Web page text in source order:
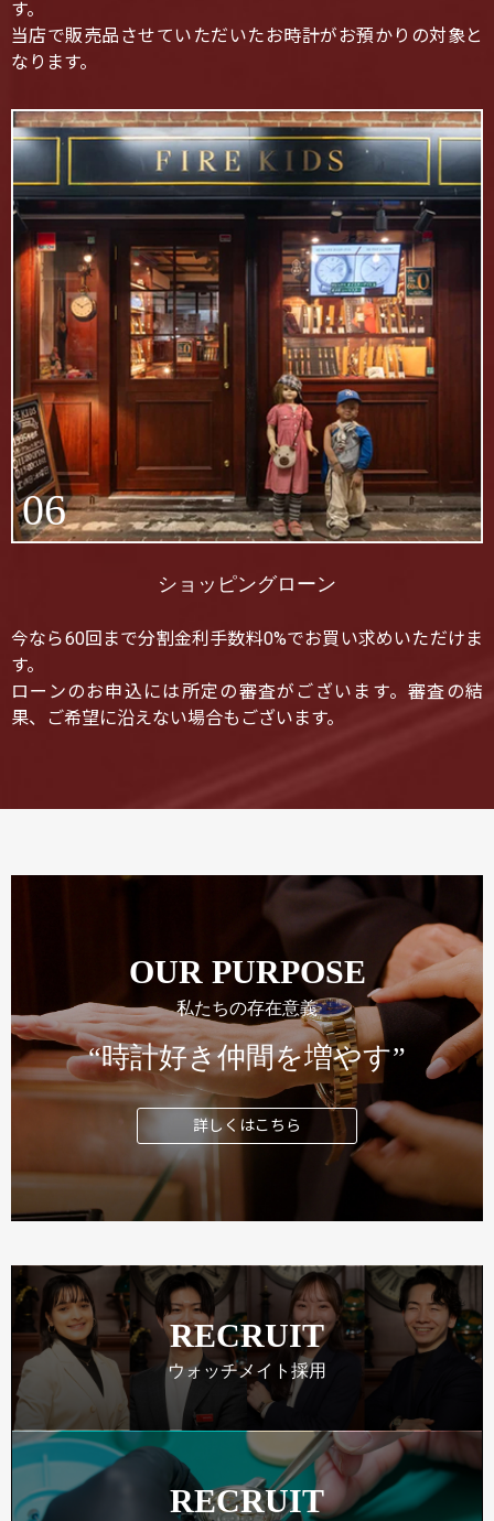
す。
当店で販売品させていただいたお時計がお預かりの対象と
なります。
06
ショッピングローン
今なら60回まで分割金利手数料0%でお買い求めいただけま
す。
ローンのお申込には所定の審査がございます。審査の結
果、ご希望に沿えない場合もございます。
OUR PURPOSE
私たちの存在意義
“時計好き仲間を増やす”
詳しくはこちら
RECRUIT
ウォッチメイト採用
RECRUIT